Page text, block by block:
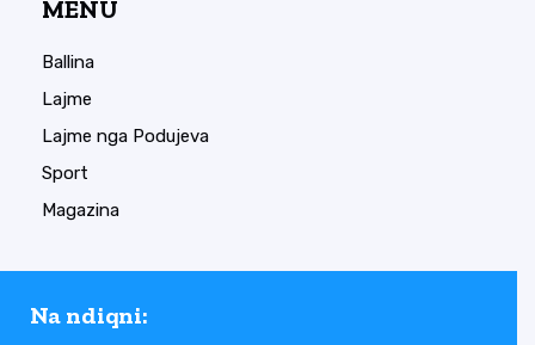
MENU
Ballina
Lajme
Lajme nga Podujeva
Sport
Magazina
Na ndiqni: